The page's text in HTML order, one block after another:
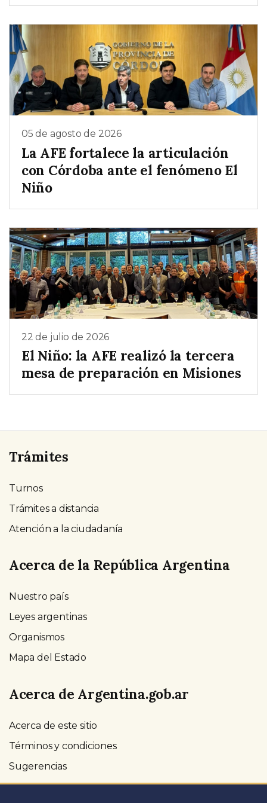
05 de agosto de 2026
La AFE fortalece la articulación
con Córdoba ante el fenómeno El
Niño
22 de julio de 2026
El Niño: la AFE realizó la tercera
mesa de preparación en Misiones
Trámites
Turnos
Trámites a distancia
Atención a la ciudadanía
Acerca de la República Argentina
Nuestro país
Leyes argentinas
Organismos
Mapa del Estado
Acerca de Argentina.gob.ar
Acerca de este sitio
Términos y condiciones
Sugerencias